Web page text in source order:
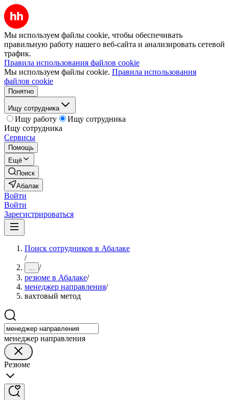
Мы используем файлы cookie, чтобы обеспечивать
правильную работу нашего веб-сайта и анализировать сетевой
трафик.
Правила использования файлов cookie
Мы используем файлы cookie. Правила использования
файлов cookie
Понятно
Ищу сотрудника
Ищу работу
Ищу сотрудника
Ищу сотрудника
Сервисы
Помощь
Ещё
Поиск
Абалак
Войти
Войти
Зарегистрироваться
Поиск сотрудников в Абалаке
/
... /
резюме в Абалаке/
менеджер направления/
вахтовый метод
менеджер направления
Резюме